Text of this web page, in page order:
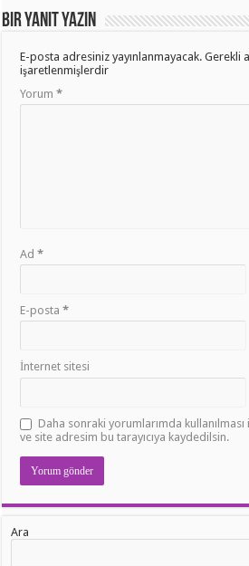
Bir yanıt yazın
E-posta adresiniz yayınlanmayacak. Gerekli
işaretlenmişlerdir
Yorum*
Ad*
E-posta*
İnternet sitesi
Daha sonraki yorumlarımda
ve site adresim bu tarayıcıya kaydedilsin.
Ara